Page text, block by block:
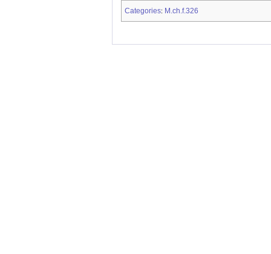
Categories: M.ch.f.326